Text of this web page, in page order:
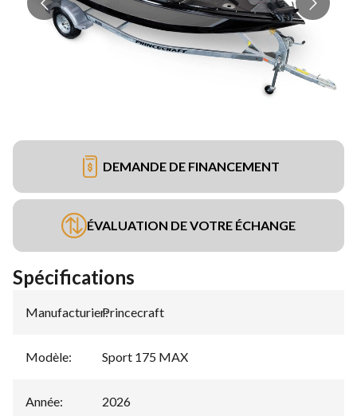
DEMANDE DE FINANCEMENT
ÉVALUATION DE VOTRE ÉCHANGE
Spécifications
Manufacturier:
Princecraft
Modèle: Sport 175 MAX
Année: 2026